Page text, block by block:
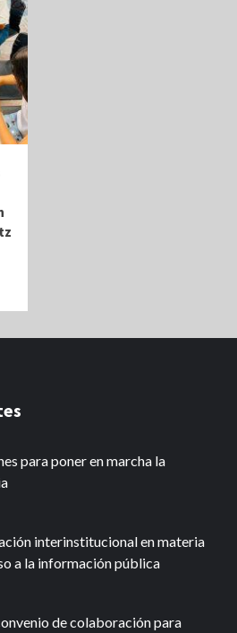
para poner en marcha la
interinstitucional en materia
a la información pública
de colaboración para